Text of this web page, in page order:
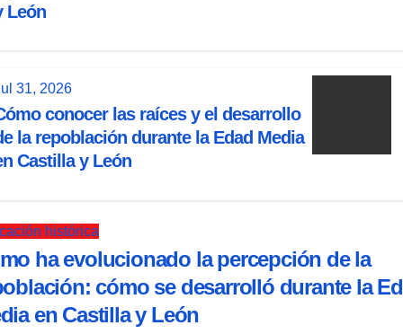
León
31, 2026
conocer las raíces y el desarrollo
la repoblación durante la Edad Media
Castilla y León
histórica
ha evolucionado la percepción de la
cómo se desarrolló durante la
en Castilla y León